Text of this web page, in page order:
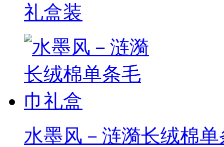
礼盒装
水墨风－涟漪长绒棉